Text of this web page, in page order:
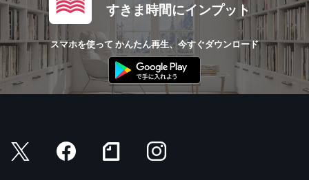
すきま時間にインプット
スマホを使って かんたん再生、今すぐダウンロード